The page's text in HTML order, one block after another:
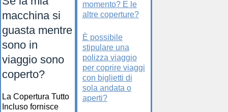
macchina si
guasta mentre
sono in
viaggio sono
coperto?
La Copertura Tutto
Incluso fornisce
momento? E le
altre coperture?
È possibile
stipulare una
polizza viaggio
per coprire viaggi
con biglietti di
sola andata o
aperti?